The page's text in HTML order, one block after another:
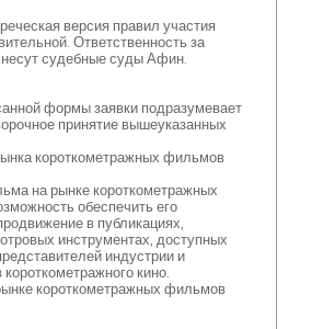
версия правил участия
Ответственность за
судебные суды Афин.
формы заявки подразумевает
принятие вышеуказанных
короткометражных фильмов
на рынке короткометражных
обеспечить его
в публикациях,
инструментах, доступных
индустрии и
кино.
короткометражных фильмов